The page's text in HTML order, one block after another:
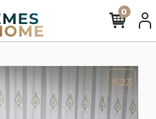
0
%23